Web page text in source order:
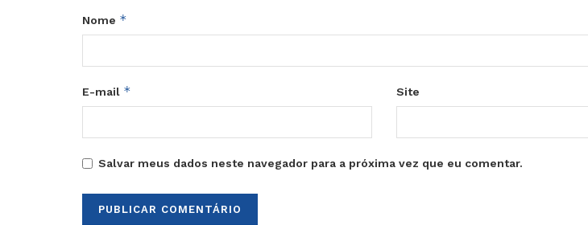
Nome *
E-mail * Site
Salvar meus dados neste navegador para a próxima vez que eu comentar.